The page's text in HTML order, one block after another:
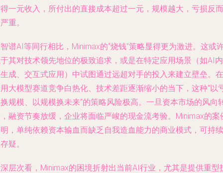
一元收入，所付出的直接成本超过一元，规模越大，亏损反而
重。
谱AI等同行相比，Minimax的“烧钱”策略显得更为激进。这或
其对技术领先地位的极致追求，或是在特定应用场景（如AI内
成、交互式应用）中试图通过远超对手的投入来建立壁垒。在
大模型赛道竞争白热化、技术差距逐渐缩小的当下，这种“以
规模、以规模换未来”的策略风险极高。一旦资本市场的风向
融资节奏放缓，企业将面临严峻的现金流考验。Minimax的案
，单纯依赖资本输血而缺乏自我造血能力的商业模式，可持续
疑。
层次看，Minimax的困境折射出当前AI行业，尤其是提供重型